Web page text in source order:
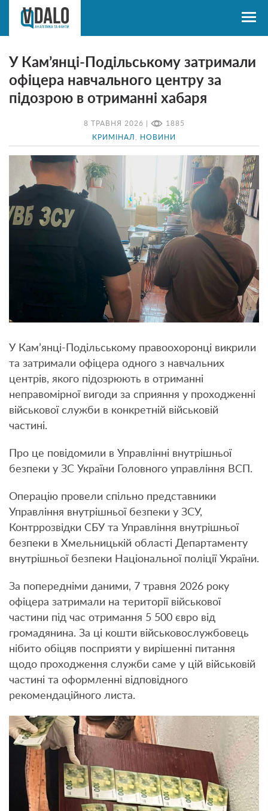
8 ТРАВНЯ 2026 | 1885
КРИМІНАЛ НОВИНИ
У Кам’янці-Подільському затримали
офіцера навчального центру за
підозрою в отриманні хабаря
У Кам’янці-Подільському правоохоронці викрили
та затримали офіцера одного з навчальних
центрів, якого підозрюють в отриманні
неправомірної вигоди за сприяння у проходженні
військової служби в конкретній військовій
частині.
Про це повідомили в Управлінні внутрішньої
безпеки у ЗС України Головного управління ВСП.
Операцію провели спільно представники
Управління внутрішньої безпеки у ЗСУ,
Контррозвідки СБУ та Управління внутрішньої
безпеки в Хмельницькій області Департаменту
внутрішньої безпеки Національної поліції України.
За попередніми даними, 7 травня 2026 року
офіцера затримали на території військової
частини під час отримання 5 500 євро від
громадянина. За ці кошти військовослужбовець
нібито обіцяв посприяти у вирішенні питання
щодо проходження служби саме у цій військовій
частині та оформленні відповідного
рекомендаційного листа.